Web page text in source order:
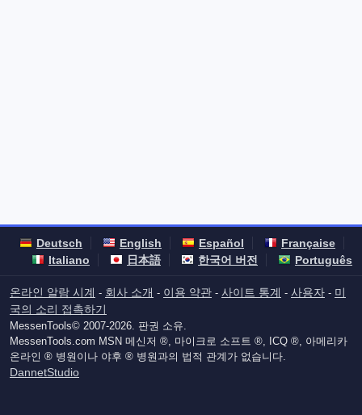
Deutsch English Español
Française
Italiano
日本語 한국어 버전 Português
온라인 알람 시계 - 회사 소개 - 이용 약관 - 사이트 통계 - 사용자 - 미
국의 소리 접촉하기
MessenTools© 2007-2026. 판권 소유.
MessenTools.com MSN 메신저 ®, 마이크로 소프트 ®, ICQ ®, 아메리카
온라인 ® 병원이나 야후 ® 병원과의 법적 관계가 없습니다.
DannetStudio